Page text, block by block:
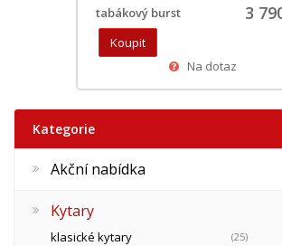
tabákový burst 3
Na dotaz
Kategorie
Akční nabídka
Kytary
klasické kytary (25)